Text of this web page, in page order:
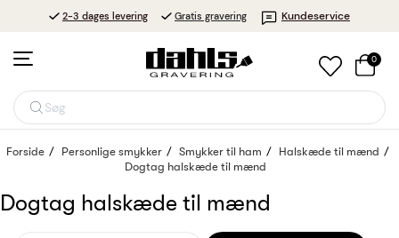
2-3 dages levering Gratis gravering Kundeservice
Søg
0
Forside Personlige smykker Smykker til ham
Halskæde til mænd
Dogtag halskæde til mænd
Dogtag halskæde til mænd